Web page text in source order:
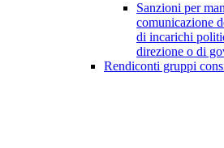
Sanzioni per
comunicazione
di incarichi
direzione o di
Rendiconti gruppi